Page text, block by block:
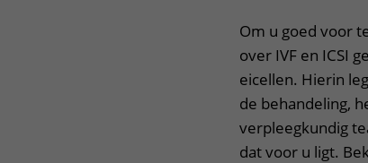
Om u goed voor
over IVF en ICSI
eicellen. Hierin
de behandeling,
verpleegkundig
dat voor u ligt.